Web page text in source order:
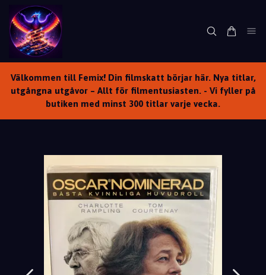
Välkommen till Femix! Din filmskatt börjar här. Nya titlar,
utgångna utgåvor – Allt för filmentusiasten. - Vi fyller på
butiken med minst 300 titlar varje vecka.